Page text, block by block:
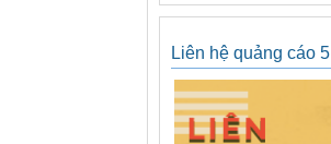
Liên hệ quảng cáo 5